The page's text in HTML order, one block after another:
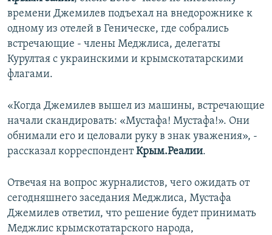
КРЫМ.НЕПОКОРЕННЫЙ
УКРАИНСКАЯ ПРОБЛЕМА КРЫМА
Все сайты RFE/RL
времени Джемилев подъехал на внедорожнике к
одному из отелей в Геническе, где собрались
встречающие - члены Меджлиса, делегаты
Курултая с украинскими и крымскотатарскими
флагами.
«Когда Джемилев вышел из машины, встречающие
начали скандировать: «Мустафа! Мустафа!». Они
обнимали его и целовали руку в знак уважения», -
рассказал корреспондентКрым.Реалии.
Отвечая на вопрос журналистов, чего ожидать от
сегодняшнего заседания Меджлиса, Мустафа
Джемилев ответил, что решение будет принимать
Меджлис крымскотатарского народа,